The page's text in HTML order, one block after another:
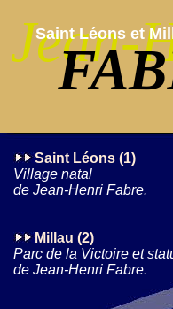
Jean-
Saint Léons et
Saint Léons (1)
Village natal
de Jean-Henri Fabre.
Millau (2)
Parc de la Victoire et
de Jean-Henri Fabre.